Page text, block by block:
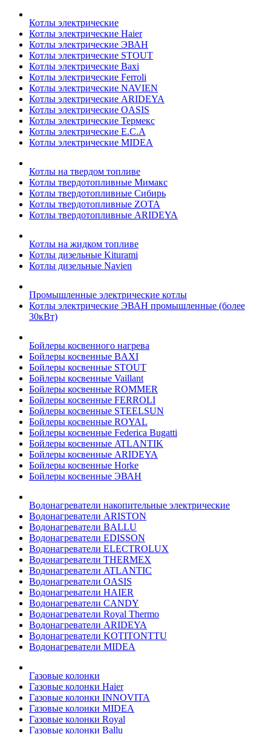
Котлы электрические
Котлы электрические Haier
Котлы электрические ЭВАН
Котлы электрические STOUT
Котлы электрические Baxi
Котлы электрические Ferroli
Котлы электрические NAVIEN
Котлы электрические ARIDEYA
Котлы электрические OASIS
Котлы электрические Термекс
Котлы электрические E.C.A
Котлы электрические MIDEA
Котлы на твердом топливе
Котлы твердотопливные Мимакс
Котлы твердотопливные Сибирь
Котлы твердотопливные ZOTA
Котлы твердотопливные ARIDEYA
Котлы на жидком топливе
Котлы дизельные Kiturami
Котлы дизельные Navien
Промышленные электрические котлы
Котлы электрические ЭВАН промышленные (более
30кВт)
Бойлеры косвенного нагрева
Бойлеры косвенные BAXI
Бойлеры косвенные STOUT
Бойлеры косвенные Vaillant
Бойлеры косвенные ROMMER
Бойлеры косвенные FERROLI
Бойлеры косвенные STEELSUN
Бойлеры косвенные ROYAL
Бойлеры косвенные Federica Bugatti
Бойлеры косвенные ATLANTIK
Бойлеры косвенные ARIDEYA
Бойлеры косвенные Horke
Бойлеры косвенные ЭВАН
Водонагреватели накопительные электрические
Водонагреватели ARISTON
Водонагреватели BALLU
Водонагреватели EDISSON
Водонагреватели ELECTROLUX
Водонагреватели THERMEX
Водонагреватели ATLANTIC
Водонагреватели OASIS
Водонагреватели HAIER
Водонагреватели CANDY
Водонагреватели Royal Thermo
Водонагреватели ARIDEYA
Водонагреватели KOTITONTTU
Водонагреватели MIDEA
Газовые колонки
Газовые колонки Haier
Газовые колонки INNOVITA
Газовые колонки MIDEA
Газовые колонки Royal
Газовые колонки Ballu